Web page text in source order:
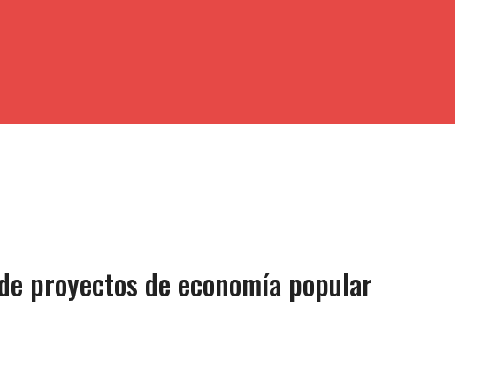
proyectos de economía popular